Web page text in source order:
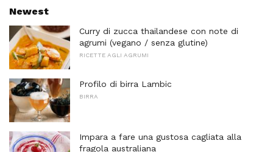
Newest
Curry di zucca thailandese con note di
agrumi (vegano / senza glutine)
RICETTE AGLI AGRUMI
Profilo di birra Lambic
BIRRA
Impara a fare una gustosa cagliata alla
fragola australiana